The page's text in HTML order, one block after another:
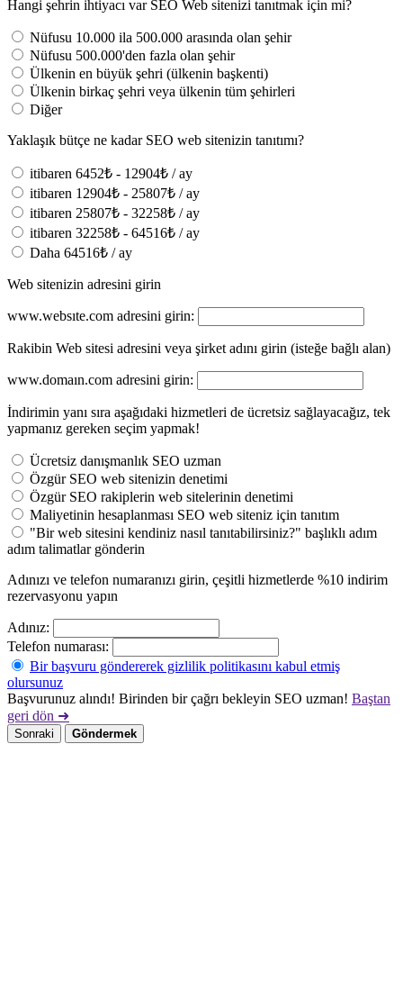
Hangi şehrin ihtiyacı var SEO Web sitenizi tanıtmak için mi?
Nüfusu 10.000 ila 500.000 arasında olan şehir
Nüfusu 500.000'den fazla olan şehir
Ülkenin en büyük şehri (ülkenin başkenti)
Ülkenin birkaç şehri veya ülkenin tüm şehirleri
Diğer
Yaklaşık bütçe ne kadar SEO web sitenizin tanıtımı?
itibaren 6452₺ - 12904₺ / ay
itibaren 12904₺ - 25807₺ / ay
itibaren 25807₺ - 32258₺ / ay
itibaren 32258₺ - 64516₺ / ay
Daha 64516₺ / ay
Web sitenizin adresini girin
www.websıte.com adresini girin:
Rakibin Web sitesi adresini veya şirket adını girin (isteğe bağlı alan)
www.domaın.com adresini girin:
İndirimin yanı sıra aşağıdaki hizmetleri de ücretsiz sağlayacağız, tek
yapmanız gereken seçim yapmak!
Ücretsiz danışmanlık SEO uzman
Özgür SEO web sitenizin denetimi
Özgür SEO rakiplerin web sitelerinin denetimi
Maliyetinin hesaplanması SEO web siteniz için tanıtım
"Bir web sitesini kendiniz nasıl tanıtabilirsiniz?" başlıklı adım
adım talimatlar gönderin
Adınızı ve telefon numaranızı girin, çeşitli hizmetlerde %10 indirim
rezervasyonu yapın
Adınız:
Telefon numarası:
Bir başvuru göndererek gizlilik politikasını kabul etmiş
olursunuz
Başvurunuz alındı! Birinden bir çağrı bekleyin SEO uzman! Baştan
geri dön ➜
Sonraki Göndermek